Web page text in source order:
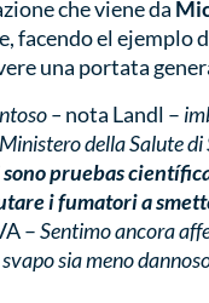
che viene da
facendo el ejemplo
una portata
– nota Landl –
della Salute
pruebas
i fumatori a
–Sentimo ancora
sia meno